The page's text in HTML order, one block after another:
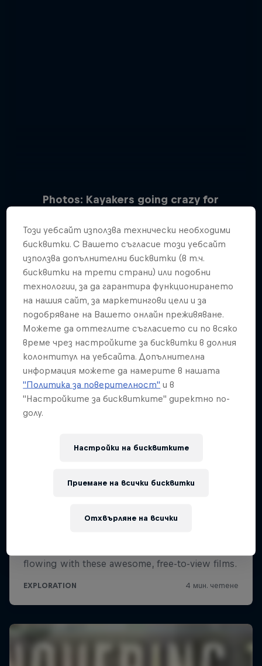
Photos: Kayakers going crazy for
15 Снимки
KAYAKING
Този уебсайт използва технически необходими
бисквитки. С Вашето съгласие този уебсайт
използва допълнителни бисквитки (в т.ч.
бисквитки на трети страни) или подобни
технологии, за да гарантира функционирането
на нашия сайт, за маркетингови цели и за
подобряване на Вашето онлайн преживяване.
Можете да оттеглите съгласието си по всяко
време чрез настройките за бисквитки в долния
колонтитул на уебсайта. Допълнителна
информация можете да намерите в нашата
"Политика за поверителност" и в
"Настройките за бисквитките" директно по-
долу.
Настройки на бисквитките
Отхвърляне на всички
Приемане на всички бисквитки